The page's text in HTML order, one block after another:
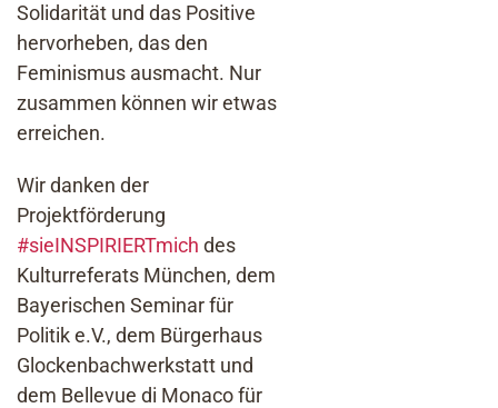
Solidarität und das Positive
hervorheben, das den
Feminismus ausmacht. Nur
zusammen können wir etwas
erreichen.
Wir danken der
Projektförderung
#sieINSPIRIERTmich des
Kulturreferats München, dem
Bayerischen Seminar für
Politik e.V., dem Bürgerhaus
Glockenbachwerkstatt und
dem Bellevue di Monaco für